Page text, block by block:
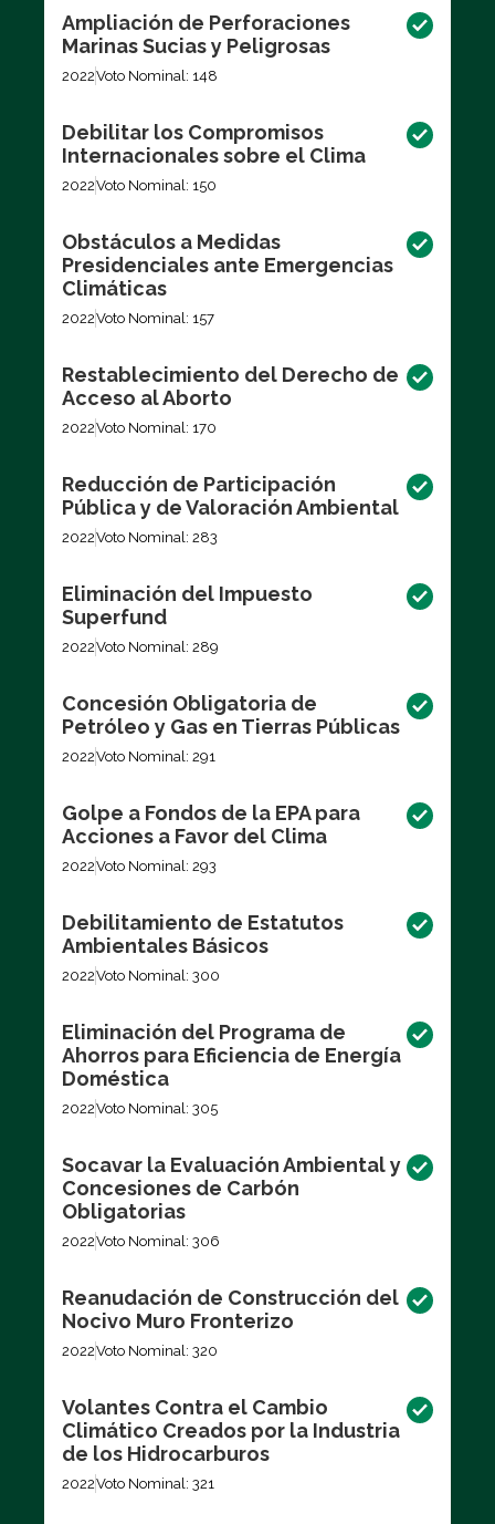
Ampliación de Perforaciones
Marinas Sucias y Peligrosas
2022Voto Nominal: 148
Debilitar los Compromisos
Internacionales sobre el Clima
2022Voto Nominal: 150
Obstáculos a Medidas
Presidenciales ante Emergencias
Climáticas
2022Voto Nominal: 157
Restablecimiento del Derecho de
Acceso al Aborto
2022Voto Nominal: 170
Reducción de Participación
Pública y de Valoración Ambiental
2022Voto Nominal: 283
Eliminación del Impuesto
Superfund
2022Voto Nominal: 289
Concesión Obligatoria de
Petróleo y Gas en Tierras Públicas
2022Voto Nominal: 291
Golpe a Fondos de la EPA para
Acciones a Favor del Clima
2022Voto Nominal: 293
Debilitamiento de Estatutos
Ambientales Básicos
2022Voto Nominal: 300
Eliminación del Programa de
Ahorros para Eficiencia de Energía
Doméstica
2022Voto Nominal: 305
Socavar la Evaluación Ambiental y
Concesiones de Carbón
Obligatorias
2022Voto Nominal: 306
Reanudación de Construcción del
Nocivo Muro Fronterizo
2022Voto Nominal: 320
Volantes Contra el Cambio
Climático Creados por la Industria
de los Hidrocarburos
2022Voto Nominal: 321